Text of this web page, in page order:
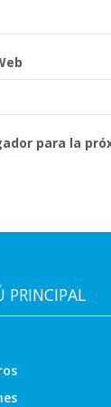
para la
PRINCIPAL